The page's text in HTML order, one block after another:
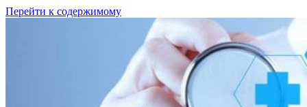
Перейти к содержимому